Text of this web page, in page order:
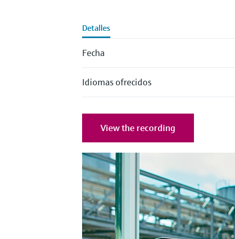
Detalles
Fecha
Idiomas ofrecidos
View the recording